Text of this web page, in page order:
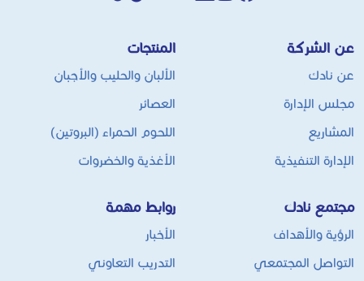
عن الشركة
عن نادك
مجلس الإدارة
المشاريع
الإدارة التنفيذية
المنتجات
الألبان والحليب والأجبان
العصائر
اللحوم الحمراء (البروتين)
الأغذية والخضروات
مجتمع نادك
الرؤية والأهداف
التواصل المجتمعي
روابط مهمة
الأخبار
التدريب التعاوني